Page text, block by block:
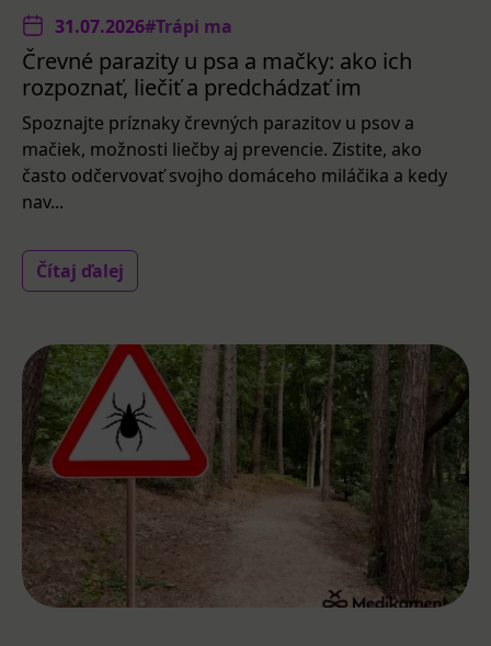
31.07.2026#Trápi ma
Črevné parazity u psa a mačky: ako ich
rozpoznať, liečiť a predchádzať im
Spoznajte príznaky črevných parazitov u psov a
mačiek, možnosti liečby aj prevencie. Zistite, ako
často odčervovať svojho domáceho miláčika a kedy
nav...
Čítaj ďalej